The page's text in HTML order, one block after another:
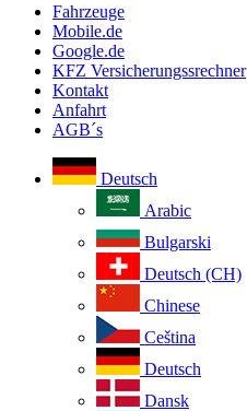
Fahrzeuge
Mobile.de
Google.de
KFZ Versicherungssrechner
Kontakt
Anfahrt
AGB´s
Deutsch
Arabic
Bulgarski
Deutsch (CH)
Chinese
Ceština
Deutsch
Dansk